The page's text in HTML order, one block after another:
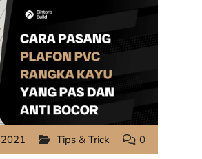
Tips & Trick 0